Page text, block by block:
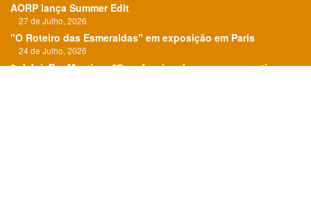
AORP lança Summer Edit
27 de Julho, 2026
"O Roteiro das Esmeraldas" em exposição em Paris
24 de Julho, 2026
3rd JoiaPro Meeting: 27 professionals, one conversation